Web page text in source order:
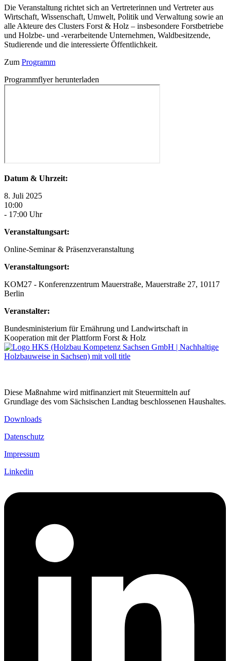
Die Veranstaltung richtet sich an Vertreterinnen und Vertreter aus
Wirtschaft, Wissenschaft, Umwelt, Politik und Verwaltung sowie an
alle Akteure des Clusters Forst & Holz – insbesondere Forstbetriebe
und Holzbe- und -verarbeitende Unternehmen, Waldbesitzende,
Studierende und die interessierte Öffentlichkeit.
Zum Programm
Programmflyer herunterladen
Datum & Uhrzeit:
8. Juli 2025
10:00
- 17:00 Uhr
Veranstaltungsart:
Online-Seminar & Präsenzveranstaltung
Veranstaltungsort:
KOM27 - Konferenzzentrum Mauerstraße, Mauerstraße 27, 10117
Berlin
Veranstalter:
Bundesministerium für Ernährung und Landwirtschaft in
Kooperation mit der Plattform Forst & Holz
Diese Maßnahme wird mitfinanziert mit Steuermitteln auf
Grundlage des vom Sächsischen Landtag beschlossenen Haushaltes.
Downloads
Datenschutz
Impressum
Linkedin